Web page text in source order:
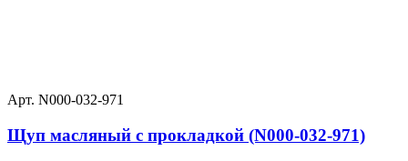
Арт. N000-032-971
Щуп масляный с прокладкой (N000-032-971)